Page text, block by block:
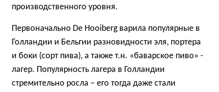
производственного уровня.
Первоначально De Hooiberg варила популярные в
Голландии и Бельгии разновидности эля, портера
и боки (сорт пива), а также т.н. «баварское пиво» -
лагер. Популярность лагера в Голландии
стремительно росла – его тогда даже стали